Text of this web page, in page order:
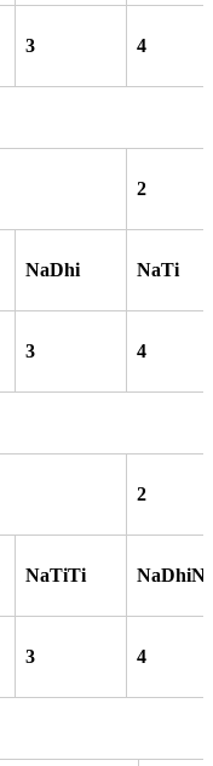
3 4
2
NaDhi NaTi
3 4
2
NaTiTi
3 4